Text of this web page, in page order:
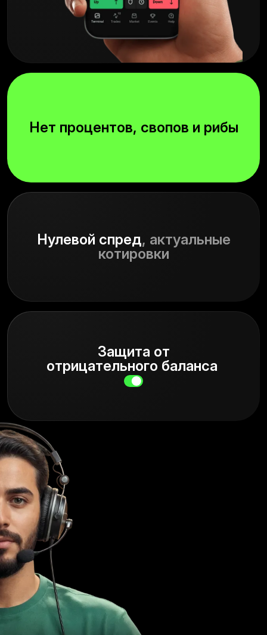
Нет процентов, свопов и рибы
Нулевой спред, актуальные
котировки
Защита от
отрицательного баланса